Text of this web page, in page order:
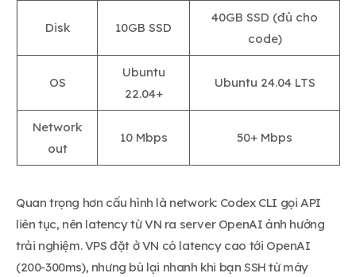
Disk 10GB SSD
40GB SSD (đủ cho
code)
OS
Ubuntu
22.04+
Ubuntu 24.04 LTS
Network
out
10 Mbps 50+ Mbps
Quan trọng hơn cấu hình là network: Codex CLI gọi API
liên tục, nên latency từ VN ra server OpenAI ảnh hưởng
trải nghiệm. VPS đặt ở VN có latency cao tới OpenAI
(200-300ms), nhưng bù lại nhanh khi bạn SSH từ máy